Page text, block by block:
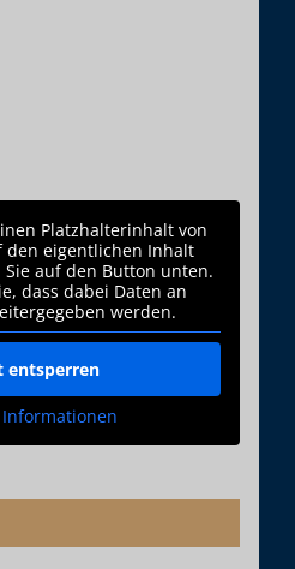
Platzhalterinhalt von
den eigentlichen Inhalt
auf den Button unten.
dass dabei Daten an
werden.
entsperren